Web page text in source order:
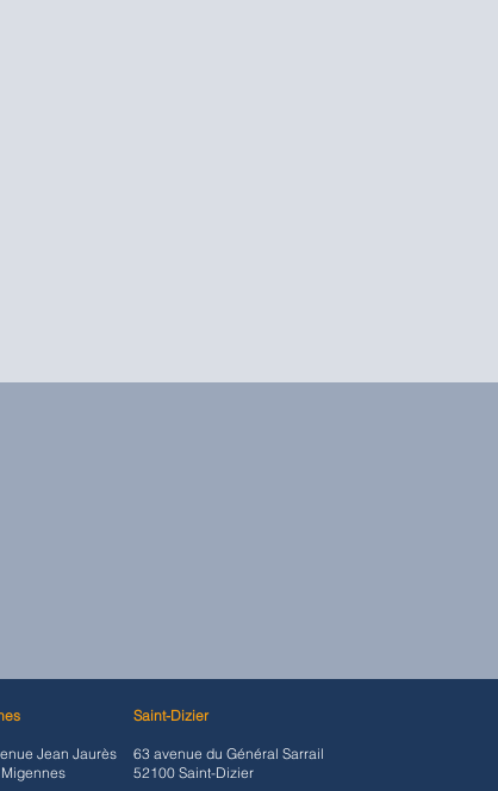
Jean Jaurès
Saint-Dizier
63 avenue du Général Sarrail
52100 Saint-Dizier